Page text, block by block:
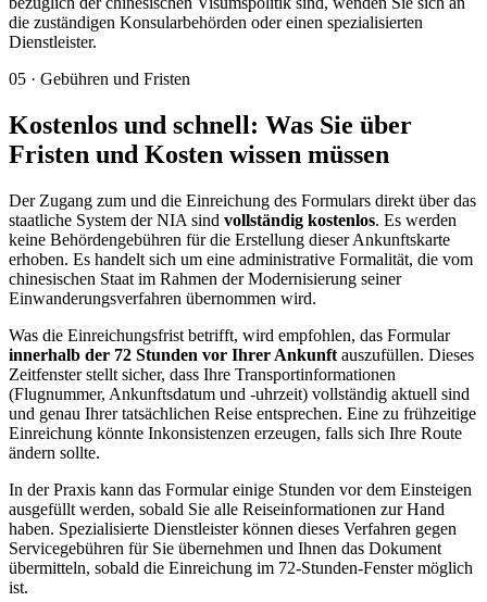
die zuständigen Konsularbehörden oder einen spezialisierten
Dienstleister.
05 · Gebühren und Fristen
Kostenlos und schnell: Was Sie über
Fristen und Kosten wissen müssen
Der Zugang zum und die Einreichung des Formulars direkt über das
staatliche System der NIA sind vollständig kostenlos. Es werden
keine Behördengebühren für die Erstellung dieser Ankunftskarte
erhoben. Es handelt sich um eine administrative Formalität, die vom
chinesischen Staat im Rahmen der Modernisierung seiner
Einwanderungsverfahren übernommen wird.
Was die Einreichungsfrist betrifft, wird empfohlen, das Formular
innerhalb der 72 Stunden vor Ihrer Ankunft auszufüllen. Dieses
Zeitfenster stellt sicher, dass Ihre Transportinformationen
(Flugnummer, Ankunftsdatum und -uhrzeit) vollständig aktuell sind
und genau Ihrer tatsächlichen Reise entsprechen. Eine zu frühzeitige
Einreichung könnte Inkonsistenzen erzeugen, falls sich Ihre Route
ändern sollte.
In der Praxis kann das Formular einige Stunden vor dem Einsteigen
ausgefüllt werden, sobald Sie alle Reiseinformationen zur Hand
haben. Spezialisierte Dienstleister können dieses Verfahren gegen
Servicegebühren für Sie übernehmen und Ihnen das Dokument
übermitteln, sobald die Einreichung im 72-Stunden-Fenster möglich
ist.